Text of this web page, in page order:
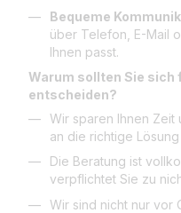
Bequeme
über Telefon, E-Mail
Ihnen passt.
Warum sollten Sie sich
entscheiden?
Wir sparen Ihnen Zeit
an die richtige
Die Beratung ist
verpflichtet Sie zu
Wir sind nicht nur vor